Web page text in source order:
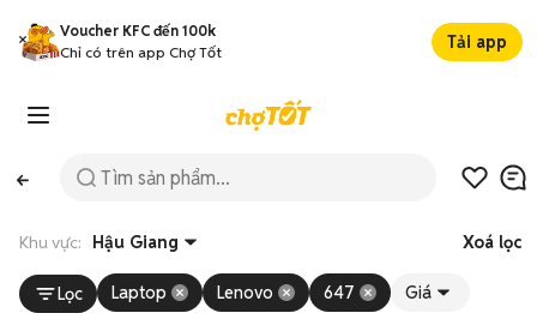
Voucher KFC đến 100k
Chỉ có trên app Chợ Tốt
Tải app
Khu vực: Hậu Giang Xoá lọc
Lọc Laptop Lenovo 647 Giá